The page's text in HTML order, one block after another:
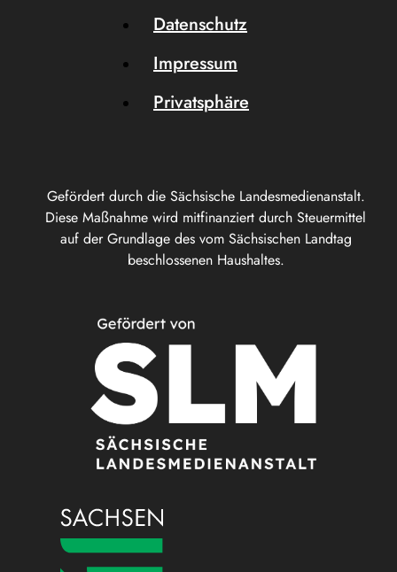
Gefördert durch die Sächsische Landesmedienanstalt.
Diese Maßnahme wird mitfinanziert durch Steuermittel
auf der Grundlage des vom Sächsischen Landtag
beschlossenen Haushaltes.
Datenschutz
Impressum
Privatsphäre